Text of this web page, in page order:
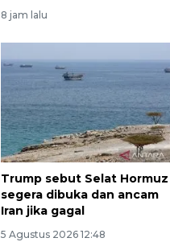
8 jam lalu
Trump sebut Selat Hormuz
segera dibuka dan ancam
Iran jika gagal
5 Agustus 2026 12:48